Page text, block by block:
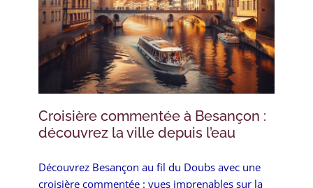
Croisière commentée à Besançon :
découvrez la ville depuis l’eau
Découvrez Besançon au fil du Doubs avec une
croisière commentée : vues imprenables sur la